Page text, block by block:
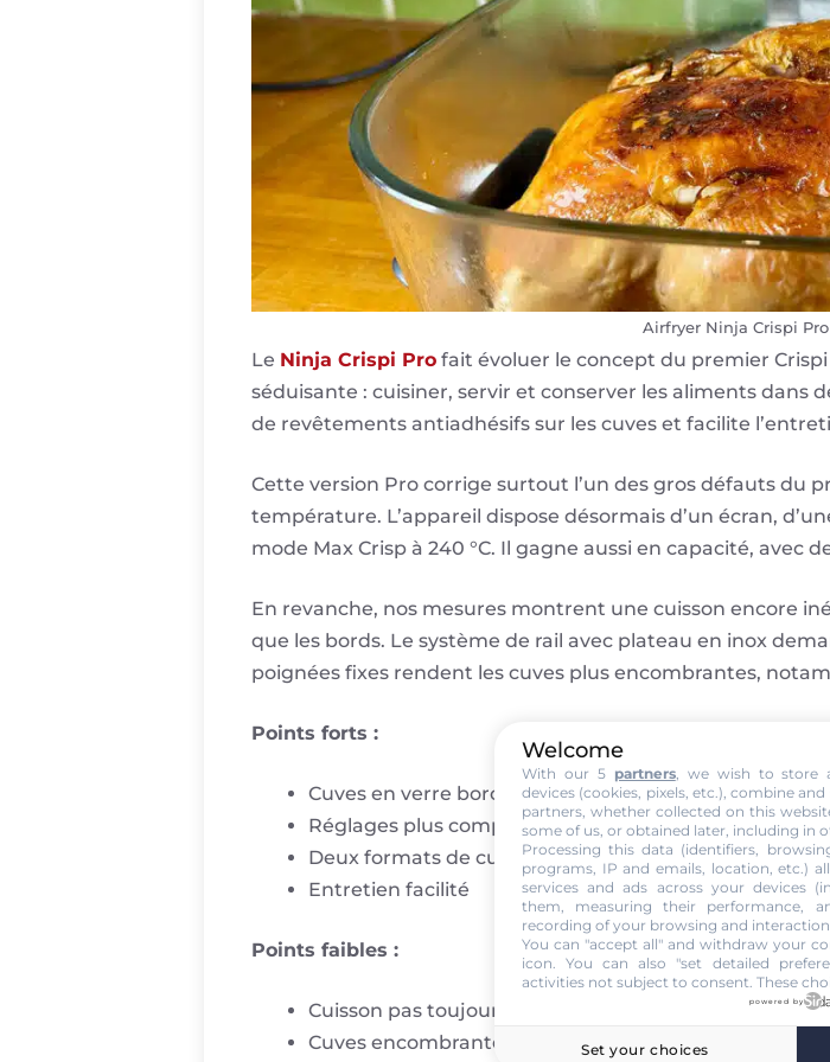
Airfryer Ninja Crispi
Le Ninja Crispi Pro fait évoluer le concept du premier
séduisante : cuisiner, servir et conserver les aliments dans
de revêtements antiadhésifs sur les cuves et facilite
Cette version Pro corrige surtout l’un des gros défauts du
température. L’appareil dispose désormais d’un écran,
mode Max Crisp à 240 °C. Il gagne aussi en capacité, avec
En revanche, nos mesures montrent une cuisson encore
que les bords. Le système de rail avec plateau en inox
poignées fixes rendent les cuves plus encombrantes,
Points forts :
Cuves en verre borosilicate
Réglages plus complets que sur le premier Crispi
Deux formats de cuves pratiques
Entretien facilité
Points faibles :
Cuisson pas toujours homogène
Cuves encombrantes avec poignées fixes
Welcome
With our 5 partners, we wish to store
devices (cookies, pixels, etc.), combine
partners, whether collected on this
some of us, or obtained later, including in
Processing this data (identifiers,
programs, IP and emails, location, etc.)
services and ads across your devices
them, measuring their performance,
recording of your browsing and
You can "accept all" and withdraw your
icon. You can also "set detailed
activities not subject to consent. These
powered by
Set your choices